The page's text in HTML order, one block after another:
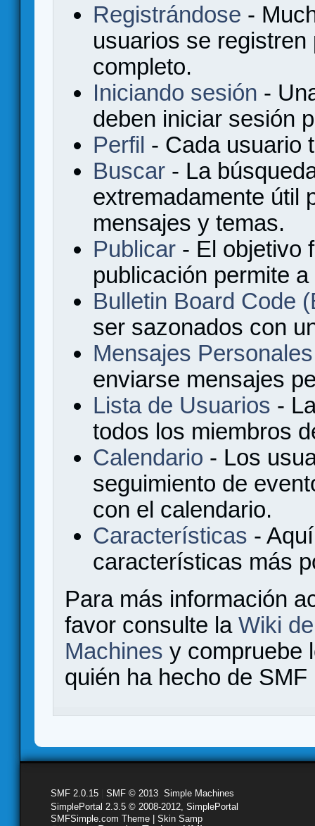
Registrándose -
usuarios se
completo.
Iniciando sesión -
deben iniciar sesión
Perfil - Cada usuario
Buscar - La
extremadamente útil
mensajes y temas.
Publicar - El objetivo
publicación permite
Bulletin Board Code
ser sazonados con
Mensajes Personales
enviarse mensajes
Lista de Usuarios -
todos los miembros
Calendario - Los
seguimiento de
con el calendario.
Características -
características más
Para más información
favor consulte la Wiki
Machines y compruebe
quién ha hecho de
SMF 2.0.15 SMF © 2013 Simple Machines
SimplePortal 2.3.5 © 2008-2012, SimplePortal
SMFSimple.com Theme | Skin Samp